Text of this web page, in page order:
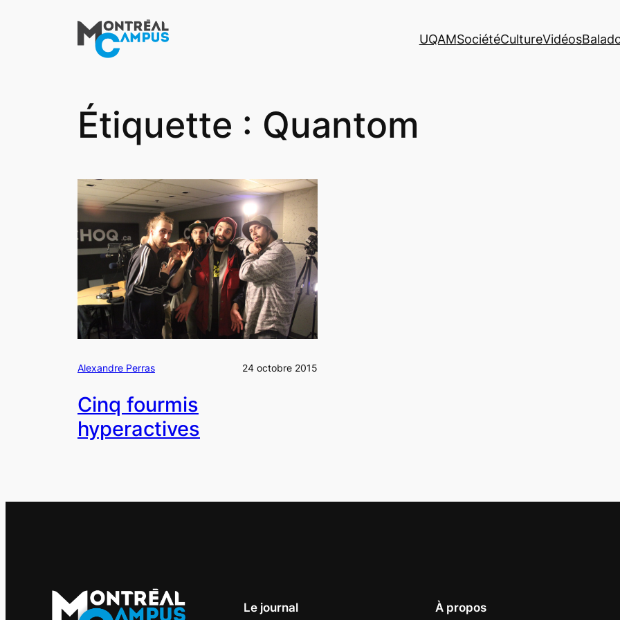
UQAMSociétéCultureVidéos
Étiquette : Quantom
Alexandre Perras 24 octobre 2015
Cinq fourmis
hyperactives
Le journal À propos